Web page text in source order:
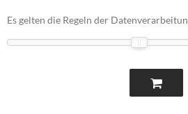
Es gelten die Regeln der